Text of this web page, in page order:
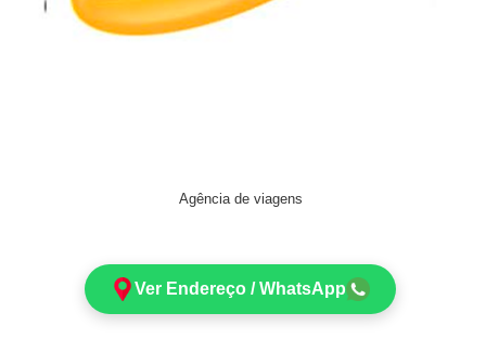
Agência de viagens
Ver Endereço / WhatsApp